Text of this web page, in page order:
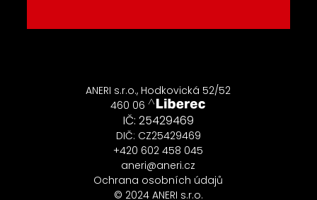
ANERI s.r.o., Hodkovická 52/52
460 06
IČ: 25429469
DIČ: CZ25429469
+420 602 458 045
aneri@aneri.cz
Ochrana osobních údajů
© 2024 ANERI s.r.o.